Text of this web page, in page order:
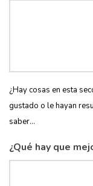
¿Hay cosas en esta
gustado o le hayan
saber...
¿Qué hay que